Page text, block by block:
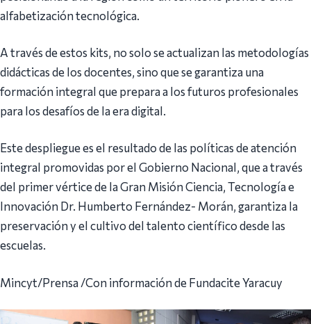
alfabetización tecnológica.
A través de estos kits, no solo se actualizan las metodologías
didácticas de los docentes, sino que se garantiza una
formación integral que prepara a los futuros profesionales
para los desafíos de la era digital.
Este despliegue es el resultado de las políticas de atención
integral promovidas por el Gobierno Nacional, que a través
del primer vértice de la Gran Misión Ciencia, Tecnología e
Innovación Dr. Humberto Fernández- Morán, garantiza la
preservación y el cultivo del talento científico desde las
escuelas.
Mincyt/Prensa /Con información de Fundacite Yaracuy